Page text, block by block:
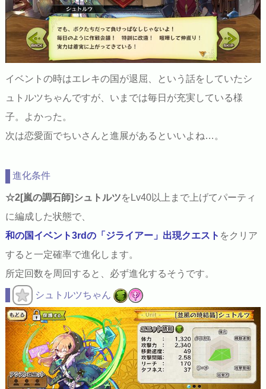
イベントの時はエレキの国が退屈、という話をしていたシ
ュトルツちゃんですが、いまでは毎日が充実している様
子。よかった。
次は恋愛面でちいさんと進展があるといいよね…。
進化条件
☆2[嵐の調石師]シュトルツをLv40以上まで上げてパーティ
に編成した状態で、
和の国イベント3rdの「ジライアー」出現クエスト をクリア
すると一定確率で進化します。
所定回数を周回すると、必ず進化するそうです。
シュトルツちゃん